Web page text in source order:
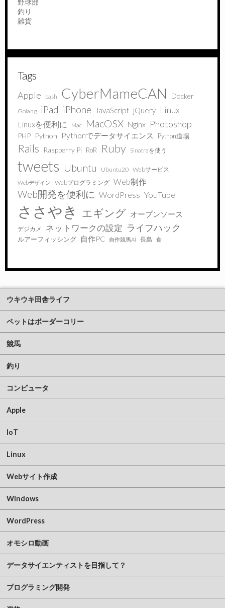
釣り
雑貨
Tags
Apple bash CyberMameCAN Docker
Golang iPad iPhone JavaScript jQuery Linux
Linuxを便利に Mac MacOSX Nginx Photoshop
PHP Python Pythonでデータサイエンス Python道場
Rails Raspberry Pi RoR Ruby Sinatraを使う
tweets Ubuntu Ubuntu20 Webサービス
Webデザイン Webプログラミング Web制作
Web開発を便利に WordPress YouTube
ささやき エギング オープンソース
デジカメ ネットワークの設定 ライフハック
ルアーフィッシング 自作PC 自作競馬AI 長島 食
ウキウキ田舎ライフ
ペットはボーダーコリー
競馬
釣り
コンピュータ
Apple
IoT
Linux
Webサイト作成
Windows
WordPress
オモシロ動画
データサイエンティストを目指して？
プログラミング開発